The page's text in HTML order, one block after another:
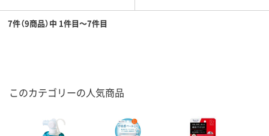
7件（9商品）中 1件目～7件目
このカテゴリーの人気商品